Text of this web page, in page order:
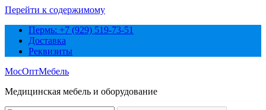
Перейти к содержимому
Пермь: +7 (929) 519-73-51
Доставка
Реквизиты
МосОптМебель
Медицинская мебель и оборудование